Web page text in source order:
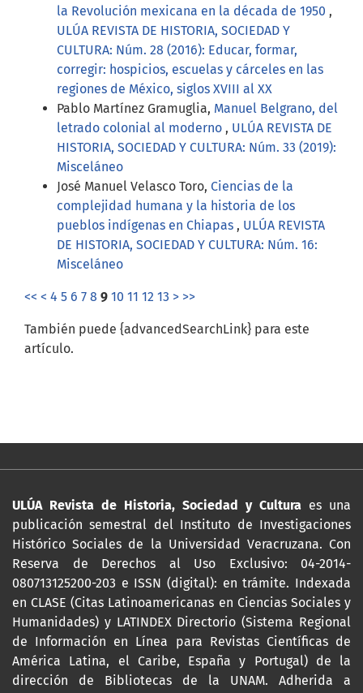
la Revolución mexicana en la década de 1950 ,
ULÚA REVISTA DE HISTORIA, SOCIEDAD Y
CULTURA: Núm. 28 (2016): Educar, formar,
corregir: hospicios, escuelas y cárceles en las
regiones de México, siglos XVIII al XX
Pablo Martínez Gramuglia, Manuel Belgrano, del
letrado colonial al moderno , ULÚA REVISTA DE
HISTORIA, SOCIEDAD Y CULTURA: Núm. 33 (2019):
Misceláneo
José Manuel Velasco Toro, Ciencias de la
complejidad humana y la historia de los
pueblos indígenas en Chiapas , ULÚA REVISTA
DE HISTORIA, SOCIEDAD Y CULTURA: Núm. 16:
Misceláneo
<< < 4 5 6 7 8 9 10 11 12 13 > >>
También puede {advancedSearchLink} para este
artículo.
ULÚA Revista de Historia, Sociedad y Cultura es una
publicación semestral del Instituto de Investigaciones
Histórico Sociales de la Universidad Veracruzana. Con
Reserva de Derechos al Uso Exclusivo: 04-2014-
080713125200-203 e ISSN (digital): en trámite. Indexada
en CLASE (Citas Latinoamericanas en Ciencias Sociales y
Humanidades) y LATINDEX Directorio (Sistema Regional
de Información en Línea para Revistas Científicas de
América Latina, el Caribe, España y Portugal) de la
dirección de Bibliotecas de la UNAM. Adherida a